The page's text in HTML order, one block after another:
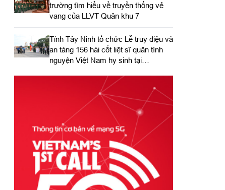
trường tìm hiểu về truyền thống vẻ
vang của LLVT Quân khu 7
​Tỉnh Tây Ninh tổ chức Lễ truy điệu và
an táng 156 hài cốt liệt sĩ quân tình
nguyện Việt Nam hy sinh tại